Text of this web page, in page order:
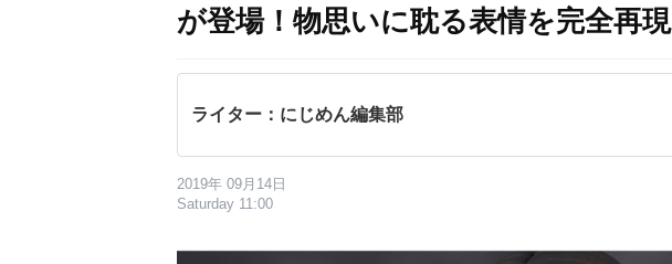
が登場！物思いに耽る表情を完全再現
ライター：にじめん編集部
2019年 09月14日
Saturday 11:00